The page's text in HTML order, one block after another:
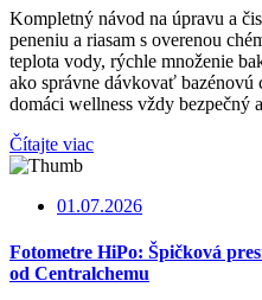
Kompletný návod na úpravu a
peneniu a riasam s overenou
teplota vody, rýchle množenie
ako správne dávkovať
domáci wellness vždy bezpečný
Čítajte viac
01.07.2026
Fotometre HiPo: Špičková
od Centralchemu